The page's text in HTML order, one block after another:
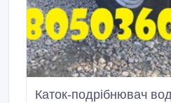
Каток-подрібнювач